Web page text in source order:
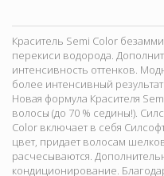
Краситель Semi Color
перекиси водорода.
интенсивность оттенков.
более интенсивный
Новая формула Красителя
волосы (до 70 % седины!).
Color включает в себя
цвет, придает волосам
расчесываются.
кондиционирование.